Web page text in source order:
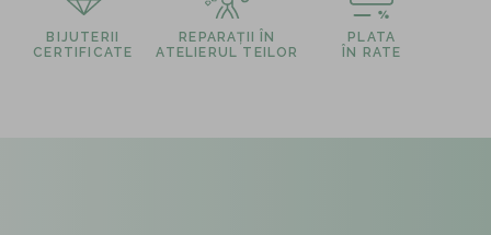
BIJUTERII
CERTIFICATE
REPARAȚII ÎN
ATELIERUL TEILOR
PLATA
ÎN RATE